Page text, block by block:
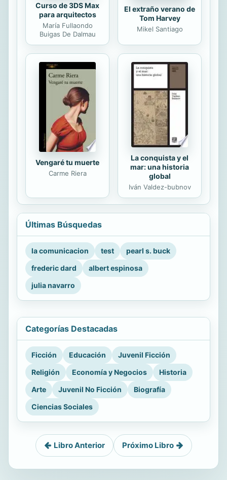
Curso de 3DS Max
para arquitectos
María Fullaondo
Buigas De Dalmau
El extraño verano de
Tom Harvey
Mikel Santiago
Vengaré tu muerte
Carme Riera
La conquista y el
mar: una historia
global
Iván Valdez-bubnov
Últimas Búsquedas
la comunicacion test
pearl s. buck
frederic dard
albert espinosa
julia navarro
Categorías Destacadas
Ficción Educación
Juvenil Ficción
Religión
Economía y Negocios
Historia
Arte
Juvenil No Ficción
Biografía
Ciencias Sociales
Libro Anterior Próximo Libro